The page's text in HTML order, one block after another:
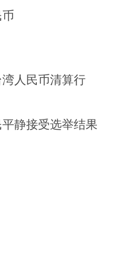
人民币清算行
平静接受选举结果